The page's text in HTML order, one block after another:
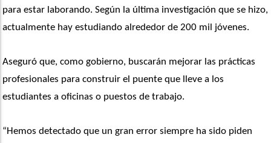
para estar laborando. Según la última investigación que se hizo,
actualmente hay estudiando alrededor de 200 mil jóvenes.
Aseguró que, como gobierno, buscarán mejorar las prácticas
profesionales para construir el puente que lleve a los
estudiantes a oficinas o puestos de trabajo.
“Hemos detectado que un gran error siempre ha sido piden